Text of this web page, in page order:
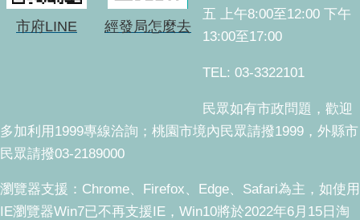
市府LINE 經發局怎麼去
五 上午8:00至12:00 下午
13:00至17:00
TEL: 03-3322101
民眾如有市政問題，歡迎
多加利用1999專線洽詢；桃園市境內民眾請撥1999，外縣市
民眾請撥03-2189000
瀏覽器支援：Chrome、Firefox、Edge、Safari為主，如使用
IE瀏覽器Win7已不再支援IE，Win10將於2022年6月15日淘